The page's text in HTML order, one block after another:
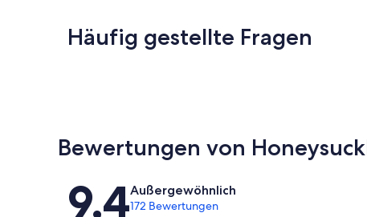
Häufig gestellte Fragen
Bewertungen von
Bewertungen
9,4Außergewöhnlich
172 Bewertungen